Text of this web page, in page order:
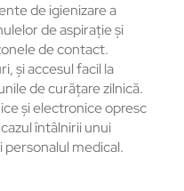
de igienizare a
de aspirație și
de contact.
și accesul facil la
de curățare zilnică.
și electronice opresc
întâlnirii unui
medical.